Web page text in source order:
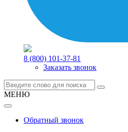
8 (800) 101-37-81
Заказать звонок
МЕНЮ
Обратный звонок